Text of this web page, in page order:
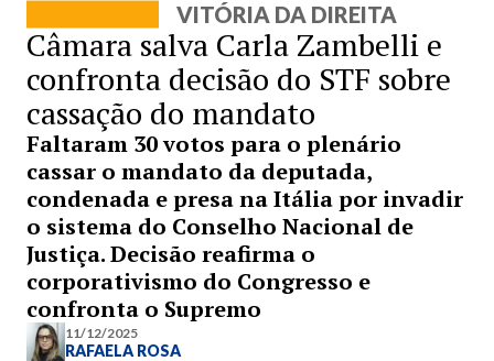
VITÓRIA DA DIREITA
Câmara salva Carla Zambelli e
confronta decisão do STF sobre
cassação do mandato
Faltaram 30 votos para o plenário
cassar o mandato da deputada,
condenada e presa na Itália por invadir
o sistema do Conselho Nacional de
Justiça. Decisão reafirma o
corporativismo do Congresso e
confronta o Supremo
11/12/2025
RAFAELA ROSA